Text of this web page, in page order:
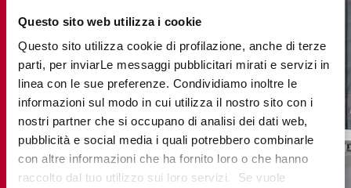
Questo sito web utilizza i cookie
Questo sito utilizza cookie di profilazione, anche di terze
parti, per inviarLe messaggi pubblicitari mirati e servizi in
linea con le sue preferenze. Condividiamo inoltre le
informazioni sul modo in cui utilizza il nostro sito con i
nostri partner che si occupano di analisi dei dati web,
pubblicità e social media i quali potrebbero combinarle
con altre informazioni che ha fornito loro o che hanno
raccolto dal tuo utilizzo sui loro servizi. Se vuole